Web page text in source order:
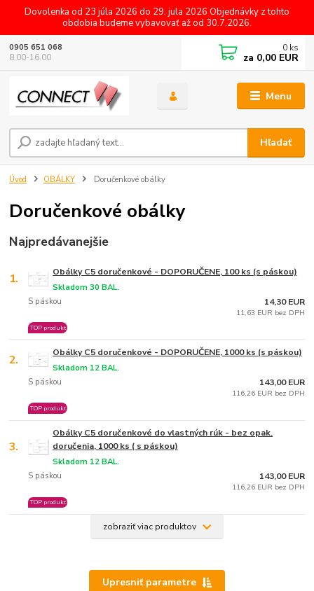
Dovolenka od 23 júla 2026 do 29. jula 2026 Objednávky z tohto
obdobia budeme vybavovať až od 30.7.2026.
Menu
Hľadať
0905 651 068
8.00-16.00
0 ks
za 0,00 EUR
Úvod OBÁLKY Doručenkové obálky
Doručenkové obálky
Najpredávanejšie
1. Obálky C5 doručenkové - DOPORUČENE, 100 ks (s páskou)
S páskou
Skladom 30 BAL.
TOP produkt
14,30 EUR
11,63 EUR bez DPH
2. Obálky C5 doručenkové - DOPORUČENE, 1000 ks (s páskou)
S páskou
Skladom 12 BAL.
TOP produkt
143,00 EUR
116,26 EUR bez DPH
3.
Obálky C5 doručenkové do vlastných rúk - bez opak.
doručenia, 1000 ks ( s páskou)
S páskou
Skladom 12 BAL.
TOP produkt
143,00 EUR
116,26 EUR bez DPH
zobraziť viac produktov
Upresniť parametre